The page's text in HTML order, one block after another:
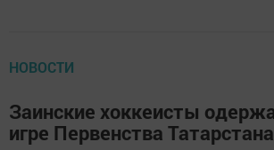
НОВОСТИ
Заинские хоккеисты
игре Первенства Татарстана